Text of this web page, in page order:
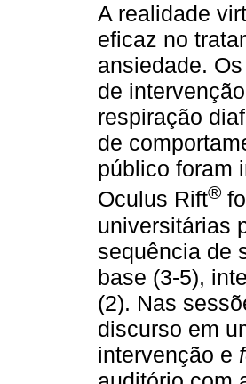
A realidade
eficaz no
ansiedade.
de
respiração
de
público foram
Oculus Rift®
universitárias
sequência de
base (3-5),
(2). Nas
discurso em
intervenção e